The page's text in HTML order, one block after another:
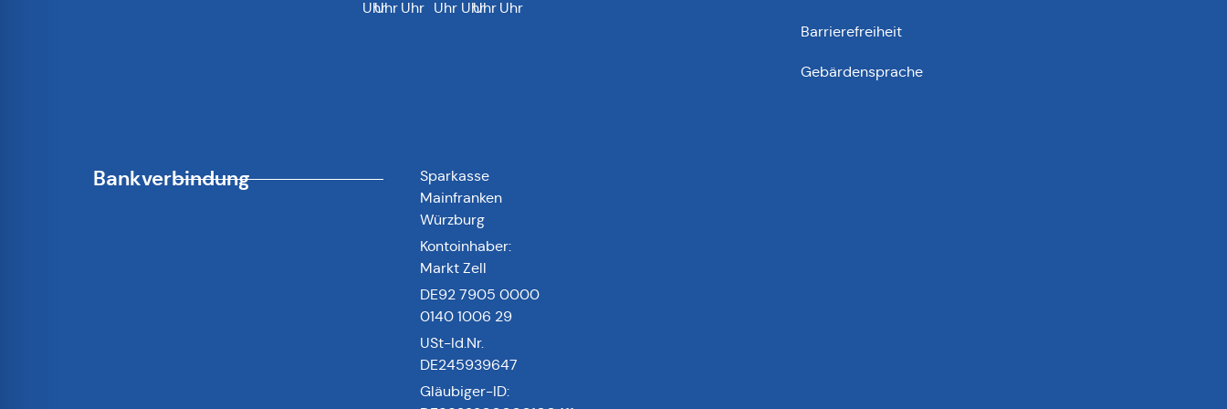
UhrUhr Uhr Uhr UhrUhr Uhr
Barrierefreiheit
Gebärdensprache
Bankverbindung
Sparkasse
Mainfranken
Würzburg
Kontoinhaber:
Markt Zell
DE92 7905 0000
0140 1006 29
USt-Id.Nr.
DE245939647
Gläubiger-ID: